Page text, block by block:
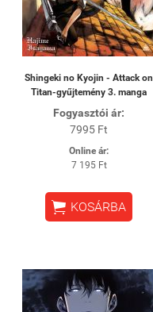
Shingeki no Kyojin - Attack on
Titan-gyűjtemény 3. manga
Fogyasztói ár:
7995 Ft
Online ár:
7 195 Ft
 KOSÁRBA